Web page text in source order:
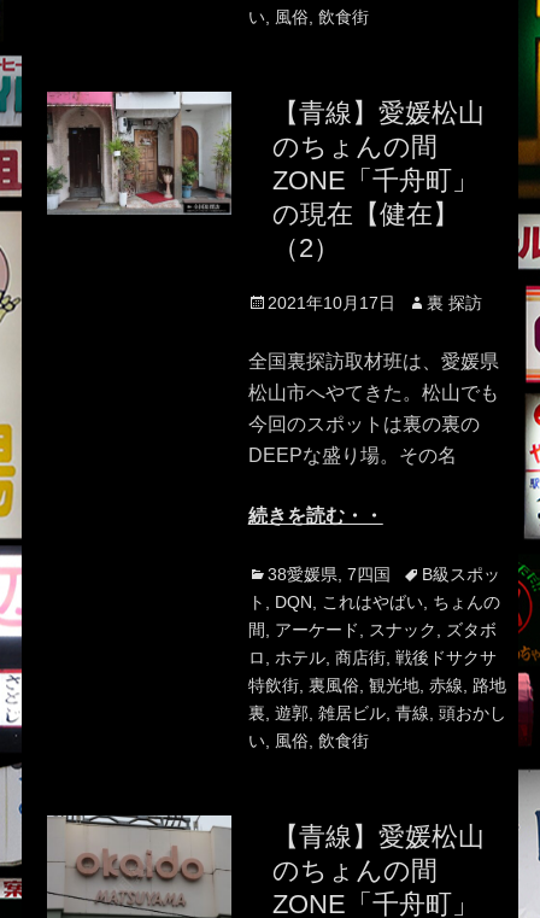
い, 風俗, 飲食街
【青線】愛媛松山
のちょんの間
ZONE「千舟町」
の現在【健在】
（2）
Posted
2021年10月17日 Author
裏 探訪
全国裏探訪取材班は、愛媛県
松山市へやてきた。松山でも
今回のスポットは裏の裏の
DEEPな盛り場。その名
続きを読む・・
Categories
38愛媛県 7四国 TagsB級スポッ
ト
DQN これはやばい, ちょんの
間
アーケード スナック
ズタボ
ロ
ホテル, 商店街, 戦後ドサクサ
特飲街, 裏風俗, 観光地, 赤線
路地
裏 遊郭, 雑居ビル, 青線 頭おかし
い, 風俗, 飲食街
【青線】愛媛松山
のちょんの間
ZONE「千舟町」